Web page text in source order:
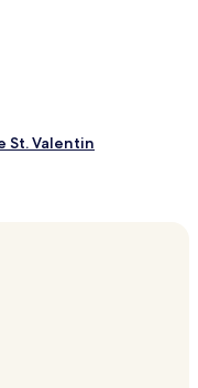
St. Valentin